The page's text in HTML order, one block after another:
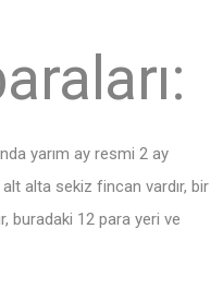
yarım ay resmi 2 ay
alta sekiz fincan vardır, bir
buradaki 12 para yeri ve